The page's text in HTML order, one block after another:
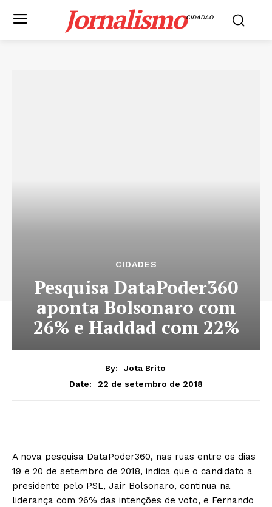
JornalismoCIDADAO
CIDADES
Pesquisa DataPoder360
aponta Bolsonaro com
26% e Haddad com 22%
By:
Jota Brito
Date:
22 de setembro de 2018
A nova pesquisa DataPoder360, nas ruas entre os dias
19 e 20 de setembro de 2018, indica que o candidato a
presidente pelo PSL, Jair Bolsonaro, continua na
liderança com 26% das intenções de voto, e Fernando